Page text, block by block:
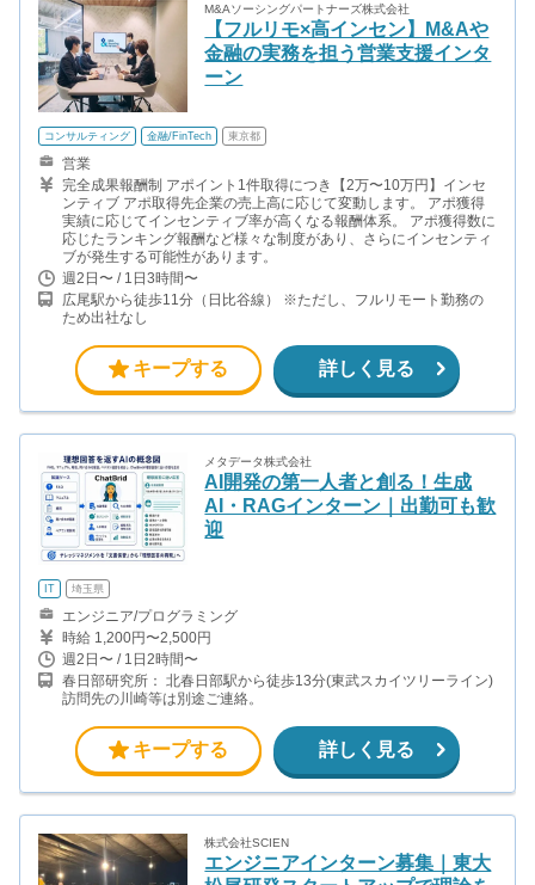
M&Aソーシングパートナーズ株式会社
【フルリモ×高インセン】M&Aや
金融の実務を担う営業支援インタ
ーン
コンサルティング 金融/FinTech 東京都
営業
完全成果報酬制 アポイント1件取得につき【2万〜10万円】インセ
ンティブ アポ取得先企業の売上高に応じて変動します。 アポ獲得
実績に応じてインセンティブ率が高くなる報酬体系。 アポ獲得数に
応じたランキング報酬など様々な制度があり、さらにインセンティ
ブが発生する可能性があります。
週2日〜 / 1日3時間〜
広尾駅から徒歩11分（日比谷線） ※ただし、フルリモート勤務の
ため出社なし
キープする 詳しく見る
メタデータ株式会社
AI開発の第一人者と創る！生成
AI・RAGインターン｜出勤可も歓
迎
IT 埼玉県
エンジニア/プログラミング
時給 1,200円〜2,500円
週2日〜 / 1日2時間〜
春日部研究所： 北春日部駅から徒歩13分(東武スカイツリーライン)
訪問先の川崎等は別途ご連絡。
キープする 詳しく見る
株式会社SCIEN
エンジニアインターン募集｜東大